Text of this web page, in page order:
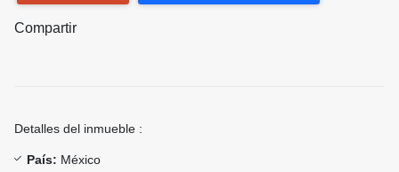
Compartir
Detalles del inmueble :
País: México